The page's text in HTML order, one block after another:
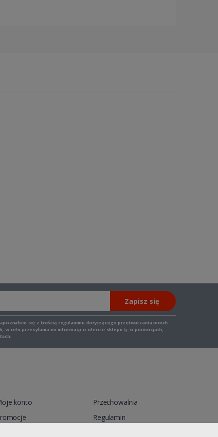
Zapisz się
się z treścią regulaminu dotyczącego przetwarzania moich
w celu przesyłania mi informacji o ofercie sklepu tj. o promocjach,
konto
Przechowalnia
Regulamin